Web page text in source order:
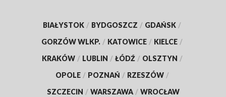
BIAŁYSTOK / BYDGOSZCZ / GDAŃSK /
GORZÓW WLKP. / KATOWICE / KIELCE /
KRAKÓW / LUBLIN / ŁÓDŹ / OLSZTYN /
OPOLE / POZNAŃ / RZESZÓW /
SZCZECIN / WARSZAWA / WROCŁAW